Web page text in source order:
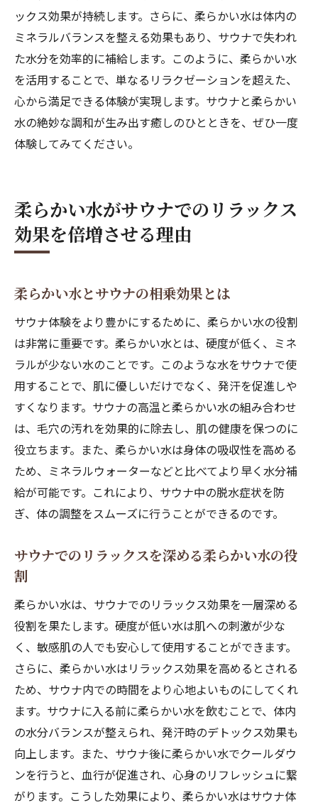
ックス効果が持続します。さらに、柔らかい水は体内の
ミネラルバランスを整える効果もあり、サウナで失われ
た水分を効率的に補給します。このように、柔らかい水
を活用することで、単なるリラクゼーションを超えた、
心から満足できる体験が実現します。サウナと柔らかい
水の絶妙な調和が生み出す癒しのひとときを、ぜひ一度
体験してみてください。
柔らかい水がサウナでのリラックス
効果を倍増させる理由
柔らかい水とサウナの相乗効果とは
サウナ体験をより豊かにするために、柔らかい水の役割
は非常に重要です。柔らかい水とは、硬度が低く、ミネ
ラルが少ない水のことです。このような水をサウナで使
用することで、肌に優しいだけでなく、発汗を促進しや
すくなります。サウナの高温と柔らかい水の組み合わせ
は、毛穴の汚れを効果的に除去し、肌の健康を保つのに
役立ちます。また、柔らかい水は身体の吸収性を高める
ため、ミネラルウォーターなどと比べてより早く水分補
給が可能です。これにより、サウナ中の脱水症状を防
ぎ、体の調整をスムーズに行うことができるのです。
サウナでのリラックスを深める柔らかい水の役
割
柔らかい水は、サウナでのリラックス効果を一層深める
役割を果たします。硬度が低い水は肌への刺激が少な
く、敏感肌の人でも安心して使用することができます。
さらに、柔らかい水はリラックス効果を高めるとされる
ため、サウナ内での時間をより心地よいものにしてくれ
ます。サウナに入る前に柔らかい水を飲むことで、体内
の水分バランスが整えられ、発汗時のデトックス効果も
向上します。また、サウナ後に柔らかい水でクールダウ
ンを行うと、血行が促進され、心身のリフレッシュに繋
がります。こうした効果により、柔らかい水はサウナ体